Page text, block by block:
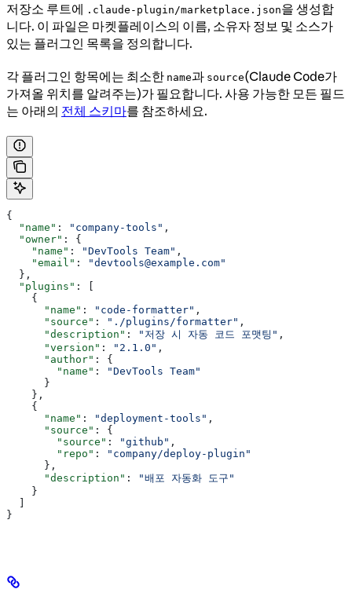
저장소 루트에 .claude-plugin/marketplace.json을 생성합
니다. 이 파일은 마켓플레이스의 이름, 소유자 정보 및 소스가
있는 플러그인 목록을 정의합니다.
각 플러그인 항목에는 최소한 name과 source(Claude Code가
가져올 위치를 알려주는)가 필요합니다. 사용 가능한 모든 필드
는 아래의 전체 스키마를 참조하세요.
{
  "name"
: "company-tools" ,
  "owner"
: {
    "name"
: "DevTools Team" ,
    "email"
:
"devtools@example.com"
  },
  "plugins"
: [
    {
      "name"
: "code-formatter" ,
      "source"
: "./plugins/formatter" ,
      "description"
: "저장 시 자동 코드 포맷팅" ,
      "version"
: "2.1.0" ,
      "author"
: {
        "name"
:
"DevTools Team"
      }
    },
    {
      "name"
: "deployment-tools" ,
      "source"
: {
        "source"
: "github" ,
        "repo"
:
"company/deploy-plugin"
      },
      "description"
:
"배포 자동화 도구"
    }
}